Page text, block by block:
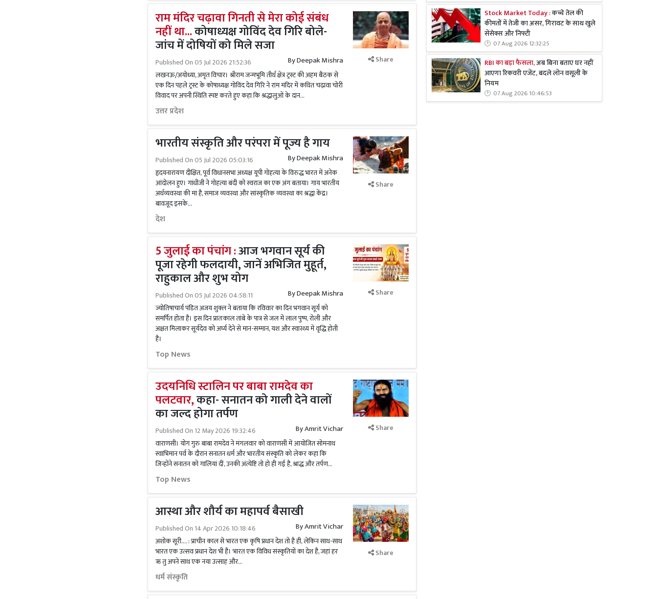
राम मंदिर चढ़ावा गिनती से मेरा कोई संबंध
नहीं था...कोषाध्यक्ष गोविंद देव गिरि बोले-
जांच में दोषियों को मिले सजा
Published On05 Jul 2026 21:52:36 ByDeepak Mishra
लखनऊ/अयोध्या, अमृत विचार। श्रीराम जन्मभूमि तीर्थ क्षेत्र ट्रस्ट की अहम बैठक से
एक दिन पहले ट्रस्ट के कोषाध्यक्ष गोविंद देव गिरि ने राम मंदिर में कथित चढ़ावा चोरी
विवाद पर अपनी स्थिति स्पष्ट करते हुए कहा कि श्रद्धालुओं के दान...
उत्तर प्रदेश
Share
भारतीय संस्कृति और परंपरा में पूज्य है गाय
Published On05 Jul 2026 05:03:16 ByDeepak Mishra
हृदयनारायण दीक्षित, पूर्व विधानसभा अध्यक्ष यूपी गोहत्या के विरुद्ध भारत में अनेक
आंदोलन हुए। गांधीजी ने गोहत्या बंदी को स्वराज का एक अंग बताया। गाय भारतीय
अर्थव्यवस्था की मां है, समाज व्यवस्था और सांस्कृतिक व्यवस्था का श्रद्धा केंद्र।
बावजूद इसके...
देश
Share
5 जुलाई का पंचांग :आज भगवान सूर्य की
पूजा रहेगी फलदायी, जानें अभिजित मुहूर्त,
राहुकाल और शुभ योग
Published On05 Jul 2026 04:58:11 ByDeepak Mishra
ज्योतिषाचार्य पंडित अजय शुक्ल ने बताया कि रविवार का दिन भगवान सूर्य को
समर्पित होता है। इस दिन प्रातःकाल तांबे के पात्र से जल में लाल पुष्प, रोली और
अक्षत मिलाकर सूर्यदेव को अर्घ्य देने से मान-सम्मान, यश और स्वास्थ्य में वृद्धि होती
है।
Top News
Share
उदयनिधि स्टालिन पर बाबा रामदेव का
पलटवार,कहा- सनातन को गाली देने वालों
का जल्द होगा तर्पण
Published On 12 May 2026 19:32:46 ByAmrit Vichar
वाराणसी। योग गुरु बाबा रामदेव ने मंगलवार को वाराणसी में आयोजित सोमनाथ
स्वाभिमान पर्व के दौरान सनातन धर्म और भारतीय संस्कृति को लेकर कहा कि
जिन्होंने सनातन को गालियां दीं, उनकी अंत्येष्टि तो हो ही गई है, श्राद्ध और तर्पण...
Top News
Share
आस्था और शौर्य का महापर्व बैसाखी
Published On 14 Apr 2026 10:18:46 ByAmrit Vichar
अशोक सूरी.... : प्राचीन काल से भारत एक कृषि प्रधान देश तो है ही, लेकिन साथ-साथ
भारत एक उत्सव प्रधान देश भी है। भारत एक विविध संस्कृतियों का देश है, जहां हर
ऋ तु अपने साथ एक नया उत्साह और...
धर्म संस्कृति
Share
Stock Market Today :कच्चे तेल की
कीमतों में तेजी का असर, गिरावट के साथ खुले
सेंसेक्स और निफ्टी
07 Aug 2026 12:32:25
RBI का बड़ा फैसला,अब बिना बताए घर नहीं
आएगा रिकवरी एजेंट, बदले लोन वसूली के
नियम
07 Aug 2026 10:46:53